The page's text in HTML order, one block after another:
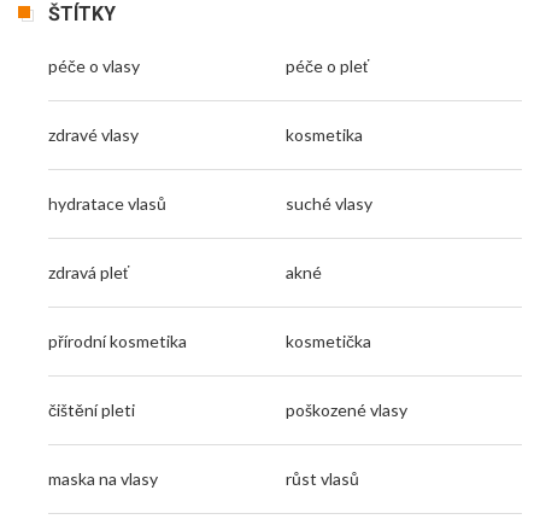
ŠTÍTKY
péče o vlasy péče o pleť
zdravé vlasy kosmetika
hydratace vlasů suché vlasy
zdravá pleť akné
přírodní kosmetika kosmetička
čištění pleti poškozené vlasy
maska na vlasy růst vlasů